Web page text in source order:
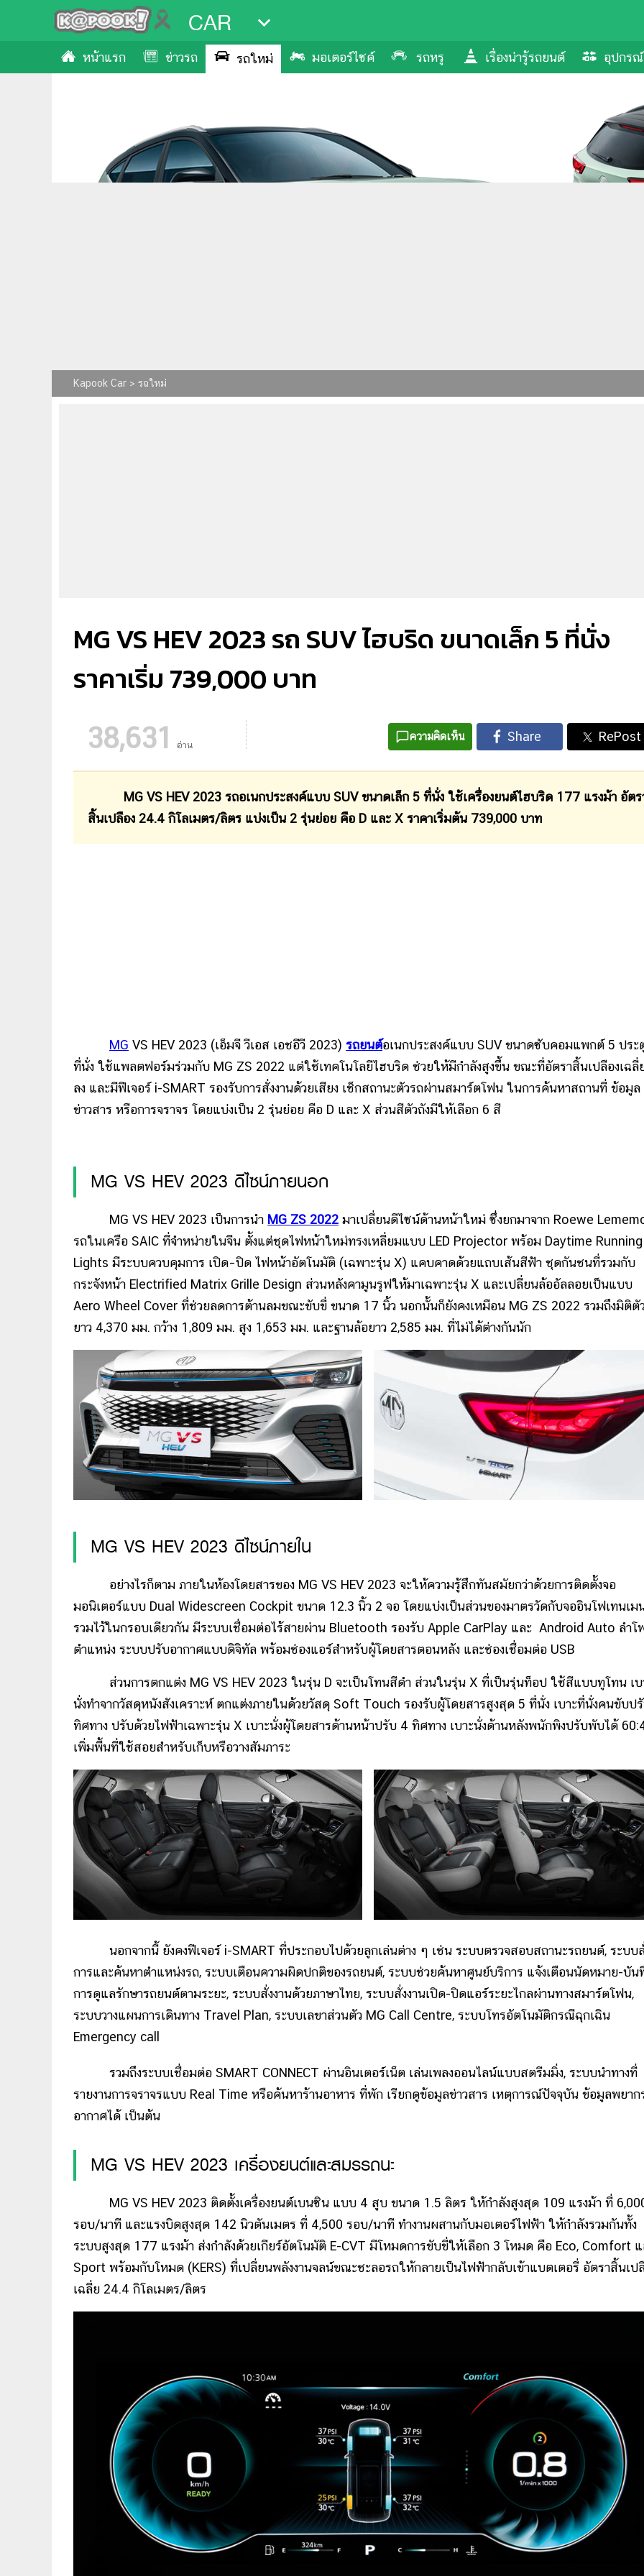
CAR
หน้าแรก ข่าวรถ รถใหม่ มอเตอร์ไซค์ รถหรู เรื่องน่ารู้รถยนต์ อุปกรณ์
Kapook Car > รถใหม่
MG VS HEV 2023 รถ SUV ไฮบริด ขนาดเล็ก 5 ที่นั่ง
ราคาเริ่ม 739,000 บาท
38,631 อ่าน
ความคิดเห็น
MG VS HEV 2023 รถอเนกประสงค์แบบ SUV ขนาดเล็ก 5 ที่นั่ง ใช้เครื่องยนต์ไฮบริด 177 แรงม้า อัตร
สิ้นเปลือง 24.4 กิโลเมตร/ลิตร แบ่งเป็น 2 รุ่นย่อย คือ D และ X ราคาเริ่มต้น 739,000 บาท
MG VS HEV 2023 (เอ็มจี วีเอส เอชอีวี 2023) รถยนต์อเนกประสงค์แบบ SUV ขนาดซับคอมแพกต์ 5 ประ
ที่นั่ง ใช้แพลตฟอร์มร่วมกับ MG ZS 2022 แต่ใช้เทคโนโลยีไฮบริด ช่วยให้มีกำลังสูงขึ้น ขณะที่อัตราสิ้นเปลืองเฉลี่
ลง และมีฟีเจอร์ i-SMART รองรับการสั่งงานด้วยเสียง เช็กสถานะตัวรถผ่านสมาร์ตโฟน ในการค้นหาสถานที่ ข้อมูล
ข่าวสาร หรือการจราจร โดยแบ่งเป็น 2 รุ่นย่อย คือ D และ X ส่วนสีตัวถังมีให้เลือก 6 สี
MG VS HEV 2023 ดีไซน์ภายนอก
MG VS HEV 2023 เป็นการนำ MG ZS 2022 มาเปลี่ยนดีไซน์ด้านหน้าใหม่ ซึ่งยกมาจาก Roewe
รถในเครือ SAIC ที่จำหน่ายในจีน ตั้งแต่ชุดไฟหน้าใหม่ทรงเหลี่ยมแบบ LED Projector พร้อม Daytime Running
Lights มีระบบควบคุมการ เปิด–ปิด ไฟหน้าอัตโนมัติ (เฉพาะรุ่น X) แคบคาดด้วยแถบเส้นสีฟ้า ชุดกันชนที่รวมกับ
กระจังหน้า Electrified Matrix Grille Design ส่วนหลังคามูนรูฟให้มาเฉพาะรุ่น X และเปลี่ยนล้ออัลลอยเป็นแบบ
Aero Wheel Cover ที่ช่วยลดการต้านลมขณะขับขี่ ขนาด 17 นิ้ว นอกนั้นก็ยังคงเหมือน MG ZS 2022 รวมถึงมิติตั
ยาว 4,370 มม. กว้าง 1,809 มม. สูง 1,653 มม. และฐานล้อยาว 2,585 มม. ที่ไม่ได้ต่างกันนัก
MG VS HEV 2023 ดีไซน์ภายใน
อย่างไรก็ตาม ภายในห้องโดยสารของ MG VS HEV 2023 จะให้ความรู้สึกทันสมัยกว่าด้วยการติดตั้งจอ
มอนิเตอร์แบบ Dual Widescreen Cockpit ขนาด 12.3 นิ้ว 2 จอ โดยแบ่งเป็นส่วนของมาตรวัดกับจออินโฟเทนเม
รวมไว้ในกรอบเดียวกัน มีระบบเชื่อมต่อไร้สายผ่าน Bluetooth รองรับ Apple CarPlay และ Android Auto ลำโ
ตำแหน่ง ระบบปรับอากาศแบบดิจิทัล พร้อมช่องแอร์สำหรับผู้โดยสารตอนหลัง และช่องเชื่อมต่อ USB
ส่วนการตกแต่ง MG VS HEV 2023 ในรุ่น D จะเป็นโทนสีดำ ส่วนในรุ่น X ที่เป็นรุ่นท็อป ใช้สีแบบทูโทน เบ
นั่งทำจากวัสดุหนังสังเคราะห์ ตกแต่งภายในด้วยวัสดุ Soft Touch รองรับผู้โดยสารสูงสุด 5 ที่นั่ง เบาะที่นั่งคนขับป
ทิศทาง ปรับด้วยไฟฟ้าเฉพาะรุ่น X เบาะนั่งผู้โดยสารด้านหน้าปรับ 4 ทิศทาง เบาะนั่งด้านหลังพนักพิงปรับพับได้
เพิ่มพื้นที่ใช้สอยสำหรับเก็บหรือวางสัมภาระ
นอกจากนี้ ยังคงฟีเจอร์ i-SMART ที่ประกอบไปด้วยลูกเล่นต่าง ๆ เช่น ระบบตรวจสอบสถานะรถยนต์, ระบบ
การและค้นหาตำแหน่งรถ, ระบบเตือนความผิดปกติของรถยนต์, ระบบช่วยค้นหาศูนย์บริการ แจ้งเตือนนัดหมาย-บัน
การดูแลรักษารถยนต์ตามระยะ, ระบบสั่งงานด้วยภาษาไทย, ระบบสั่งงานเปิด-ปิดแอร์ระยะไกลผ่านทางสมาร์ตโฟน,
ระบบวางแผนการเดินทาง Travel Plan, ระบบเลขาส่วนตัว MG Call Centre, ระบบโทรอัตโนมัติกรณีฉุกเฉิน
Emergency call
รวมถึงระบบเชื่อมต่อ SMART CONNECT ผ่านอินเตอร์เน็ต เล่นเพลงออนไลน์แบบสตรีมมิ่ง, ระบบนำทางที่
รายงานการจราจรแบบ Real Time หรือค้นหาร้านอาหาร ที่พัก เรียกดูข้อมูลข่าวสาร เหตุการณ์ปัจจุบัน ข้อมูลพยา
อากาศได้ เป็นต้น
MG VS HEV 2023 เครื่องยนต์และสมรรถนะ
MG VS HEV 2023 ติดตั้งเครื่องยนต์เบนซิน แบบ 4 สูบ ขนาด 1.5 ลิตร ให้กำลังสูงสุด 109 แรงม้า ที่
รอบ/นาที และแรงบิดสูงสุด 142 นิวตันเมตร ที่ 4,500 รอบ/นาที ทำงานผสานกับมอเตอร์ไฟฟ้า ให้กำลังรวมกันทั้ง
ระบบสูงสุด 177 แรงม้า ส่งกำลังด้วยเกียร์อัตโนมัติ E-CVT มีโหมดการขับขี่ให้เลือก 3 โหมด คือ Eco, Comfort
Sport พร้อมกับโหมด (KERS) ที่เปลี่ยนพลังงานจลน์ขณะชะลอรถให้กลายเป็นไฟฟ้ากลับเข้าแบตเตอรี่ อัตราสิ้นเป
เฉลี่ย 24.4 กิโลเมตร/ลิตร